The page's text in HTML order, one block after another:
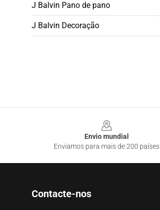
J Balvin Pano de pano
J Balvin Decoração
Envio mundial
Enviamos para mais de 200 países
Contacte-nos